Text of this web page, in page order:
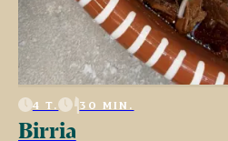
4 T. 30 MIN.
Birria